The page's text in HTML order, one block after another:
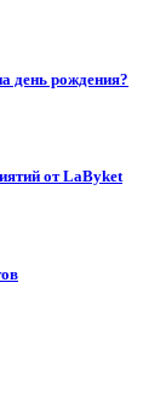
день рождения?
от LaByket